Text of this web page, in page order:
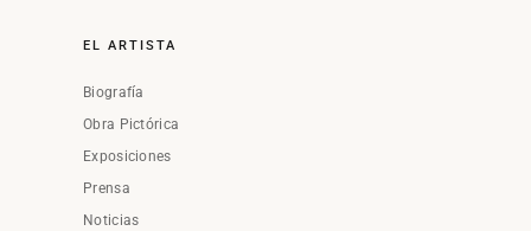
EL ARTISTA
Biografía
Obra Pictórica
Exposiciones
Prensa
Noticias